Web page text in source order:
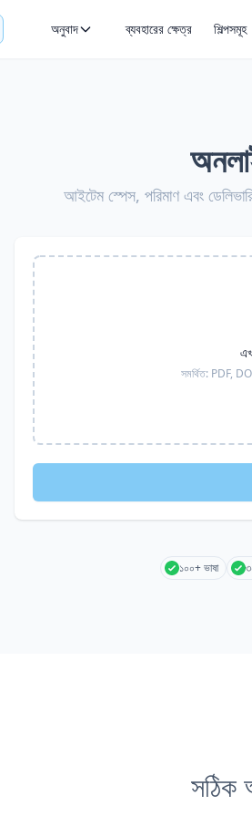
অনুবাদ ব্যবহারের ক্ষেত্র শিল্পসমূহ
আইটেম স্পেস, পরিমাণ এবং
সমর্থিত: PDF,
১০০+ ভাষা
সঠিক